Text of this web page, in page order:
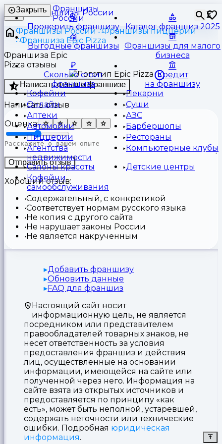
Франшизы
России
⏳
Закрыть
Проверить франшизу Каталог франшиз 2025
Выгодные франшизы
Франшизы для малого
бизнеса
Сколько стоит
франшиза
Кредит
на франшизу
Кофейни
Пекарни
Онлайн
Суши
Аптеки
АЗС
Автомойки
Барбершопы
Пиццерии
Рестораны
Агентства
недвижимости
Компьютерные клубы
Салоны красоты
Детские центры
Кофейни
самообслуживания
Франшизы России
Франшизы пиццерии
Франшиза Epic Pizza
Франшиза Epic
Pizza отзывы
Написать отзыв о франшизе
Написать отзыв
Оценка:
Отправить отзыв
Хороший отзыв:
Содержательный, с конкретикой
Соответствует нормам русского языка
Не копия с другого сайта
Не нарушает законы России
Не является накрученным
Добавить франшизу
Обновить данные
FAQ для франшиз
Настоящий сайт носит
информационную цель, не является
посредником или представителем
правообладателей товарных знаков, не
несет ответственность за условия
предоставления франшиз и действия
лиц, осуществленные на основании
информации, имеющейся на сайте или
полученной через него. Информация на
сайте взята из открытых источников и
предоставляется по принципу «как
есть», может быть неполной, устаревшей,
содержать неточности или технические
ошибки. Подробная юридическая
информация.